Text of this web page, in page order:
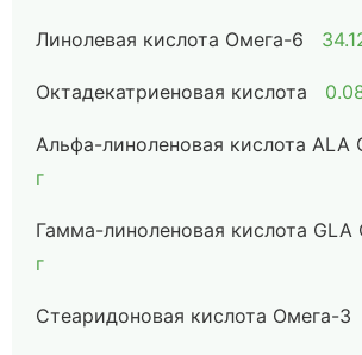
Линолевая кислота Омега-6
Октадекатриеновая кислота
Альфа-линоленовая кислота ALA
г
Гамма-линоленовая кислота GLA
г
Стеаридоновая кислота Омега-3